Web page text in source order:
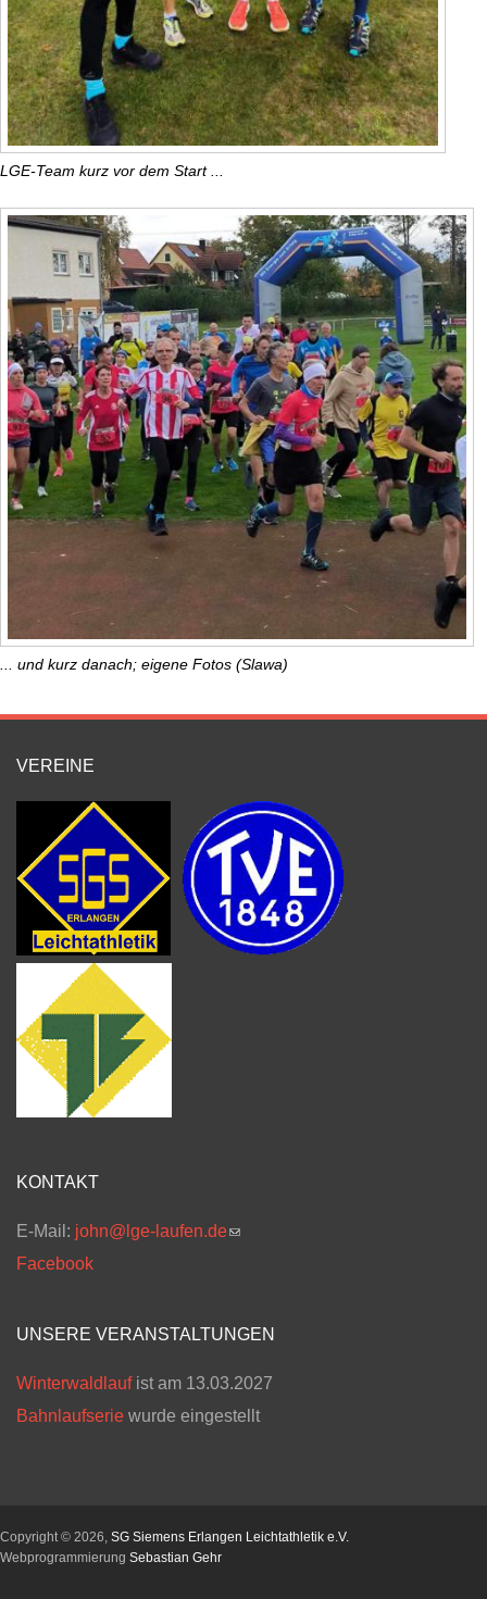
LGE-Team kurz vor dem Start ...
... und kurz danach; eigene Fotos (Slawa)
VEREINE
KONTAKT
E-Mail: john@lge-laufen.de(link sends e-mail)
Facebook
UNSERE VERANSTALTUNGEN
Winterwaldlaufist am 13.03.2027
Bahnlaufserie wurde eingestellt
Copyright © 2026, SG Siemens Erlangen Leichtathletik e.V.
Webprogrammierung Sebastian Gehr